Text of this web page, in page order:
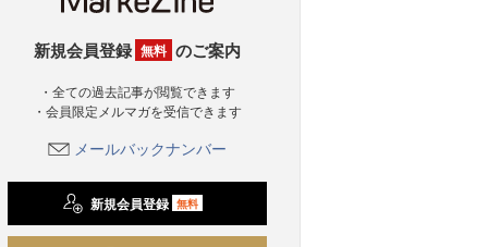
新規会員登録 無料 のご案内
・全ての過去記事が閲覧できます
・会員限定メルマガを受信できます
メールバックナンバー
新規会員登録 無料